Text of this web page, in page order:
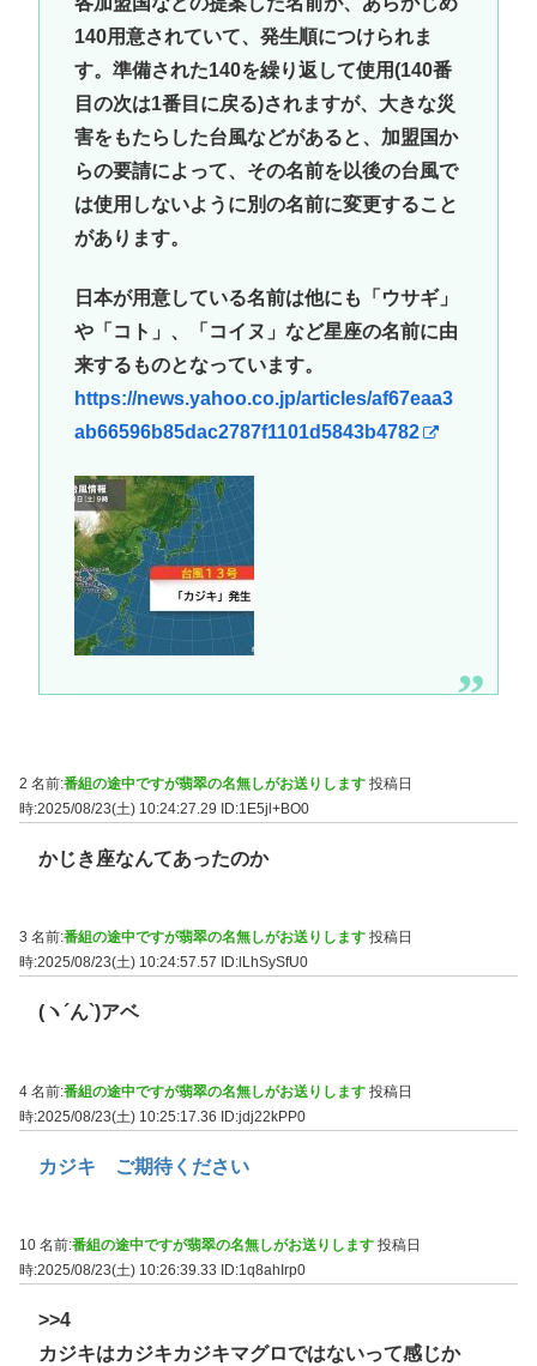
140用意されていて、発生順につけられま
す。準備された140を繰り返して使用(140番
目の次は1番目に戻る)されますが、大きな災
害をもたらした台風などがあると、加盟国か
らの要請によって、その名前を以後の台風で
は使用しないように別の名前に変更すること
があります。
日本が用意している名前は他にも「ウサギ」
や「コト」、「コイヌ」など星座の名前に由
来するものとなっています。
https://news.yahoo.co.jp/articles/af67eaa3
ab66596b85dac2787f1101d5843b4782
2 名前:番組の途中ですが翡翠の名無しがお送りします 投稿日
時:2025/08/23(土) 10:24:27.29 ID:1E5jl+BO0
かじき座なんてあったのか
3 名前:番組の途中ですが翡翠の名無しがお送りします 投稿日
時:2025/08/23(土) 10:24:57.57
ID:lLhSySfU0
(ヽ´ん`)アベ
4 名前:番組の途中ですが翡翠の名無しがお送りします 投稿日
時:2025/08/23(土) 10:25:17.36 ID:jdj22kPP0
カジキ ご期待ください
10 名前:番組の途中ですが翡翠の名無しがお送りします 投稿日
時:2025/08/23(土) 10:26:39.33
ID:1q8ahIrp0
>>4
カジキはカジキカジキマグロではないって感じか